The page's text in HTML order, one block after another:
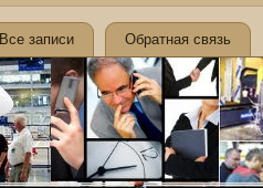
Все записи Обратная связь